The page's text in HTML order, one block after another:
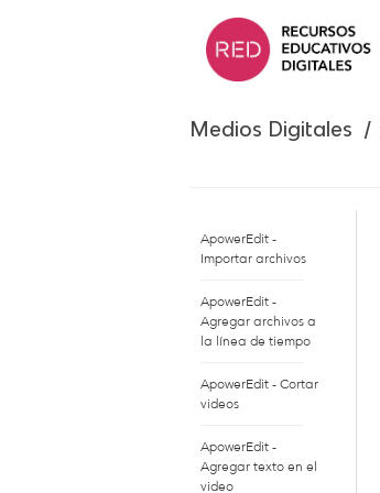
Saltar
al
Medios Digitales /
ApowerEdit -
Importar archivos
ApowerEdit -
Agregar archivos a
la línea de tiempo
ApowerEdit - Cortar
videos
ApowerEdit -
Agregar texto en el
video